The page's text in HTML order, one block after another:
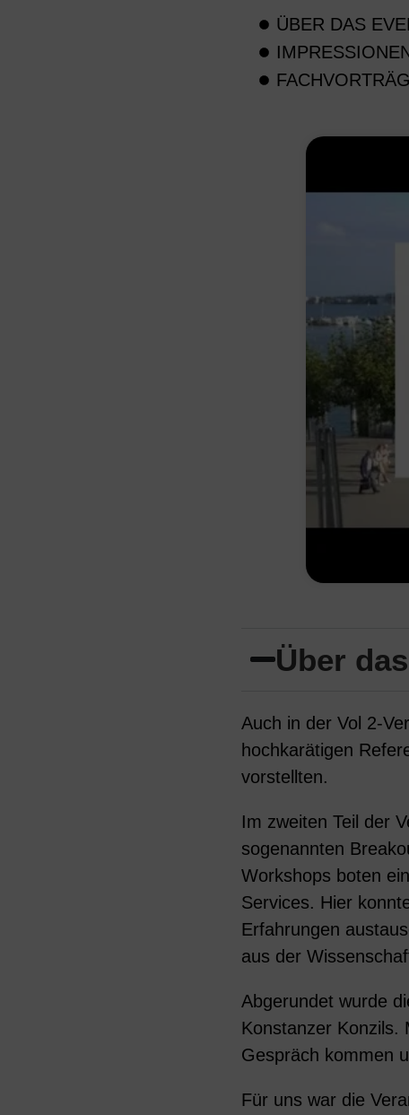
ÜBER DAS
Über
Auch in der Vol 2-
hochkarätigen
vorstellten.
Im zweiten Teil der
sogenannten
Workshops boten
Services. Hier
Erfahrungen
aus der
Abgerundet wurde
Konstanzer Konzils.
Gespräch kommen
Für uns war die